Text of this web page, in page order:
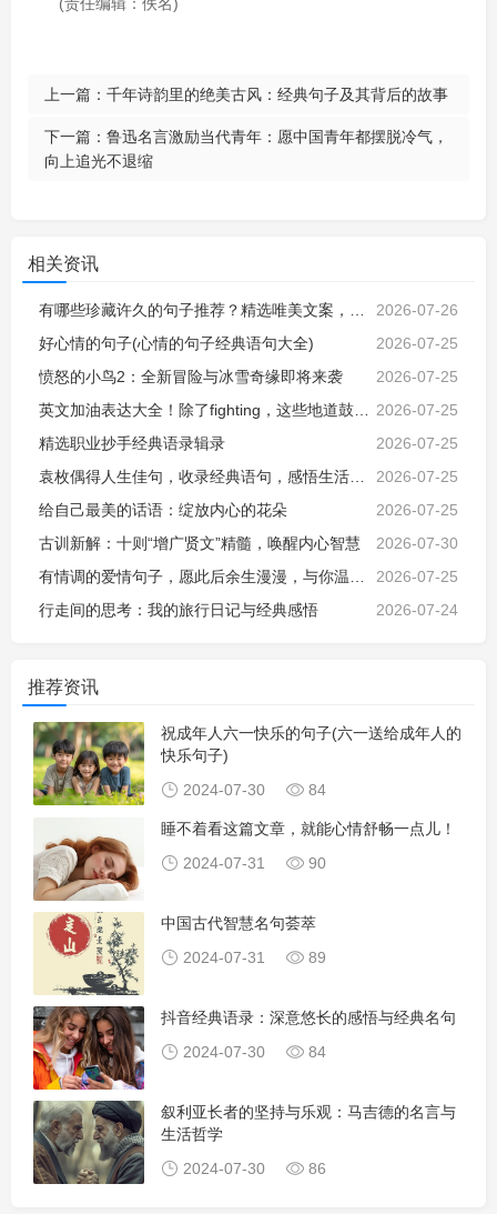
上一篇： 千年诗韵里的绝美古风：经典句子及其背后的故事
下一篇： 鲁迅名言激励当代青年：愿中国青年都摆脱冷气，
向上追光不退缩
相关资讯
2026-07-26
2026-07-25
好心情的句子(心情的句子经典语句大全)
2026-07-25
愤怒的小鸟2：全新冒险与冰雪奇缘即将来袭
2026-07-25
2026-07-25
精选职业抄手经典语录辑录
2026-07-25
2026-07-25
给自己最美的话语：绽放内心的花朵
2026-07-30
古训新解：十则“增广贤文”精髓，唤醒内心智慧
2026-07-25
2026-07-24
行走间的思考：我的旅行日记与经典感悟
推荐资讯
祝成年人六一快乐的句子(六一送给成年人的
快乐句子)
2024-07-30
84
睡不着看这篇文章，就能心情舒畅一点儿！
2024-07-31
90
中国古代智慧名句荟萃
2024-07-31
89
抖音经典语录：深意悠长的感悟与经典名句
2024-07-30
84
叙利亚长者的坚持与乐观：马吉德的名言与
生活哲学
2024-07-30
86